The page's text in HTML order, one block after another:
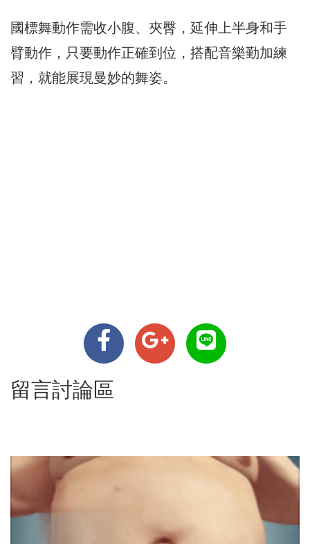
國標舞動作需收小腹、夾臀，延伸上半身和手
臂動作，只要動作正確到位，搭配音樂勤加練
習，就能展現曼妙的舞姿。
留言討論區